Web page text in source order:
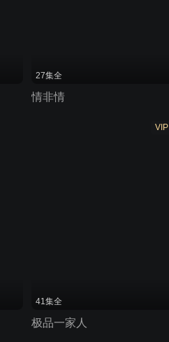
27集全
情非情
VIP
41集全
极品一家人